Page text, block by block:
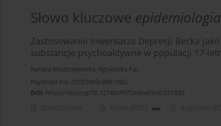
Słowo kluczowe epidemiologia
Zastosowanie Inwentarza Depresji Becka
substancje psychoaktywne w populacji 17-
Renata Modrzejewska, Agnieszka Pac
Psychiatr Pol 2025;59(6):989-1002
DOI: https://doi.org/10.12740/PP/OnlineFirst/211839
Streszczenie Polski (PDF) Angielski